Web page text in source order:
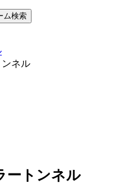
ネル
ートンネル